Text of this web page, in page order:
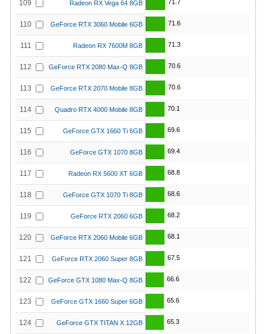
109 Radeon RX Vega 64 8GB 71.7
110 GeForce RTX 3060 Mobile 6GB 71.6
111 Radeon RX 7600M 8GB 71.3
112 GeForce RTX 2080 Max-Q 8GB 70.6
113 GeForce RTX 2070 Mobile 8GB 70.6
114 Quadro RTX 4000 Mobile 8GB 70.1
115 GeForce GTX 1660 Ti 6GB 69.6
116 GeForce GTX 1070 8GB 69.4
117 Radeon RX 5600 XT 6GB 68.8
118 GeForce GTX 1070 Ti 8GB 68.6
119 GeForce RTX 2060 6GB 68.2
120 GeForce RTX 2060 Mobile 6GB 68.1
121 GeForce RTX 2060 Super 8GB 67.5
122 GeForce GTX 1080 Max-Q 8GB 66.6
123 GeForce GTX 1660 Super 6GB 65.6
124 GeForce GTX TITAN X 12GB 65.3